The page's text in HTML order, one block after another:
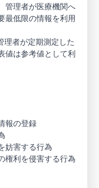
管理者が医療機関へ
最低限の情報を利用
理者が定期測定した
値は参考値として利
報の登録
妨害する行為
権利を侵害する行為